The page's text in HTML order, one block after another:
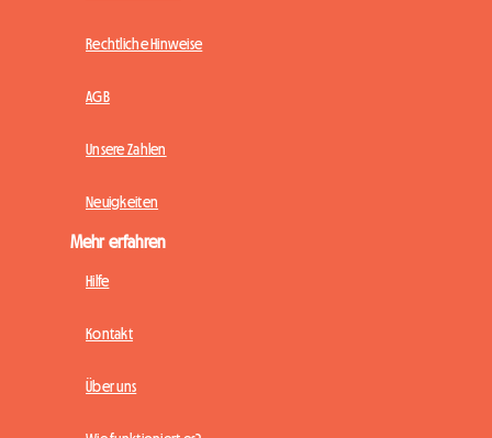
Rechtliche Hinweise
AGB
Unsere Zahlen
Neuigkeiten
Mehr erfahren
Hilfe
Kontakt
Über uns